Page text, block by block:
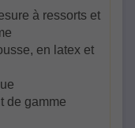
à ressorts et
en latex et
de gamme